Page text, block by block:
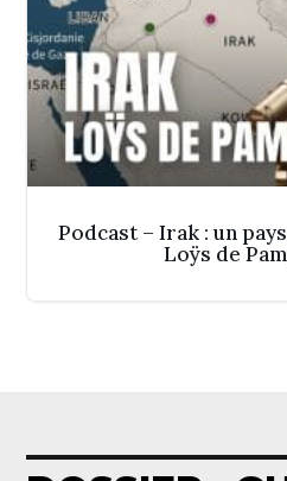
Podcast – Irak : un
Loÿs de